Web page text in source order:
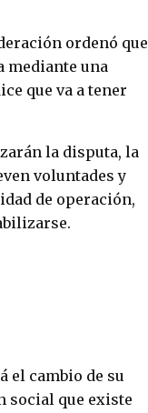
ordenó que
mediante una
que va a tener
la disputa, la
voluntades y
de operación,
el cambio de su
social que existe